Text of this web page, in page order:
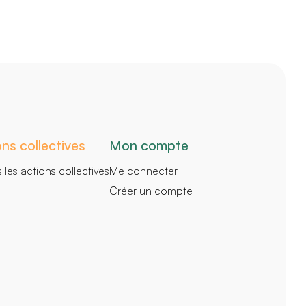
collectives
les actions collectives
Mon compte
Me connecter
Créer un compte